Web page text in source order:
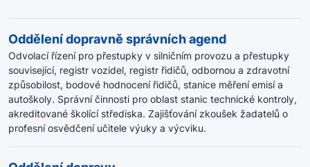
Oddělení dopravně správních agend
Odvolací řízení pro přestupky v silničním provozu a přestupky
související, registr vozidel, registr řidičů, odbornou a zdravotní
způsobilost, bodové hodnocení řidičů, stanice měření emisí a
autoškoly. Správní činnosti pro oblast stanic technické kontroly,
akreditované školící střediska. Zajišťování zkoušek žadatelů o
profesní osvědčení učitele výuky a výcviku.